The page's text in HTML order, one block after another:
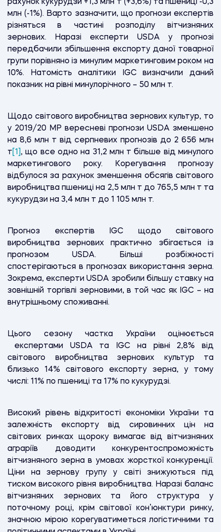
рахунок кукурудзи +1,3 млн т (+3,6%) та пшениці -0,3
млн (-1%). Варто зазначити, що прогнози експертів
різняться в частині розподілу вітчизняних
зернових. Наразі експерти USDA у прогнозі
передбачили збільшення експорту даної товарної
групи порівняно із минулим маркетинговим роком на
10%. Натомість аналітики IGC визначили даний
показник на рівні минулорічного – 50 млн т.
Щодо світового виробництва зернових культур, то
у 2019/20 МР вересневі прогнози USDA зменшено
на 8,6 млн т від серпневих прогнозів до 2 656 млн
т [1] , що все одно на 31,2 млн т більше від минулого
маркетингового року. Корегування прогнозу
відбулося за рахунок зменшення обсягів світового
виробництва пшениці на 2,5 млн т до 765,5 млн т та
кукурудзи на 3,4 млн т до 1 105 млн т.
Прогноз експертів IGC щодо світового
виробництва зернових практично збігається із
прогнозом USDA. Більші розбіжності
спостерігаються в прогнозах використання зерна.
Зокрема, експерти USDA зробили більшу ставку на
зовнішній торгівлі зерновими, в той час як IGC – на
внутрішньому споживанні.
Цього сезону частка України оцінюється
експертами USDA та IGC на рівні 2,8% від
світового виробництва зернових культур та
близько 14% світового експорту зерна, у тому
числі: 11% по пшениці та 17% по кукурудзі.
Високий рівень відкритості економіки України та
залежність експорту від сировинних цін на
світових ринках щороку вимагає від вітчизняних
аграріїв доводити конкурентоспроможність
вітчизняного зерна в умовах жорсткої конкуренції.
Ціни на зернову групу у світі знижуються під
тиском високого рівня виробництва. Наразі баланс
вітчизняних зернових та його структура у
поточному році, крім світової кон’юнктури ринку,
значною мірою корегуватиметься логістичними та